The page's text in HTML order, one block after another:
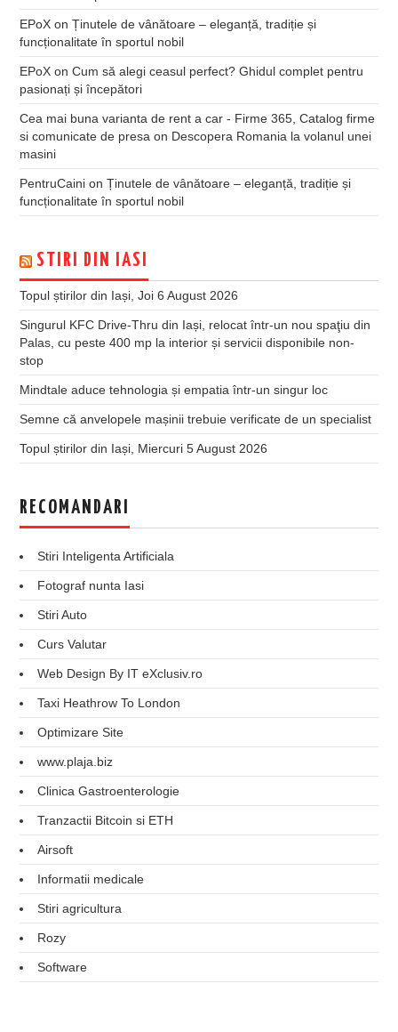
EPoX onȚinutele de vânătoare – eleganță, tradiție și
funcționalitate în sportul nobil
EPoX onCum să alegi ceasul perfect? Ghidul complet pentru
pasionați și începători
Cea mai buna varianta de rent a car - Firme 365, Catalog firme
si comunicate de presa on Descopera Romania la volanul unei
masini
PentruCaini onȚinutele de vânătoare – eleganță, tradiție și
funcționalitate în sportul nobil
STIRI DIN IASI
Topul știrilor din Iași, Joi 6 August 2026
Singurul KFC Drive-Thru din Iași, relocat într-un nou spaţiu din
Palas, cu peste 400 mp la interior și servicii disponibile non-
stop
Mindtale aduce tehnologia și empatia într-un singur loc
Semne că anvelopele mașinii trebuie verificate de un specialist
Topul știrilor din Iași, Miercuri 5 August 2026
RECOMANDARI
Stiri Inteligenta Artificiala
Fotograf nunta Iasi
Stiri Auto
Curs Valutar
Web Design By IT eXclusiv.ro
Taxi Heathrow To London
Optimizare Site
www.plaja.biz
Clinica Gastroenterologie
Tranzactii Bitcoin si ETH
Airsoft
Informatii medicale
Stiri agricultura
Rozy
Software